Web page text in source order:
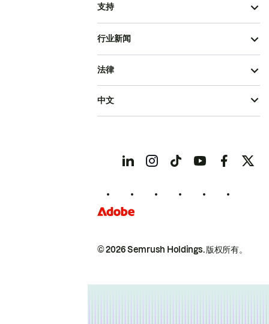
支持
行业新闻
© 2026 Semrush Holdings.版权所有。
法律
中文